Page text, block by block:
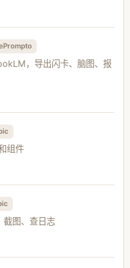
，导出闪卡、脑图、报
组件
图、查日志